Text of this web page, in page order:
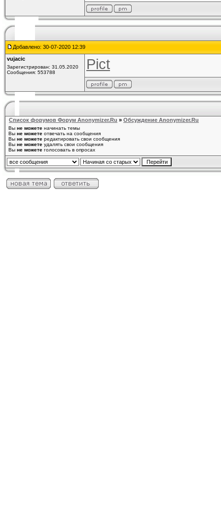
Добавлено: 30-07-2020 12:39
vujacic
Зарегистрирован: 31.05.2020
Сообщения: 553788
Pict
Список форумов Форум Anonymizer.Ru » Обсуждение Anonymizer.Ru
Вы не можете начинать темы
Вы не можете отвечать на сообщения
Вы не можете редактировать свои сообщения
Вы не можете удалять свои сообщения
Вы не можете голосовать в опросах